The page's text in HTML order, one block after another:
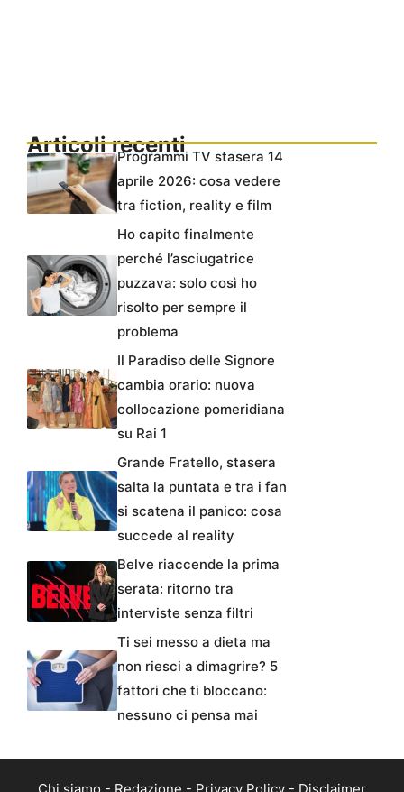
Articoli recentiProgrammi TV stasera 14
aprile 2026: cosa vedere
tra fiction, reality e film
Ho capito finalmente
perché l’asciugatrice
puzzava: solo così ho
risolto per sempre il
problema
Il Paradiso delle Signore
cambia orario: nuova
collocazione pomeridiana
su Rai 1
Grande Fratello, stasera
salta la puntata e tra i fan
si scatena il panico: cosa
succede al reality
Belve riaccende la prima
serata: ritorno tra
interviste senza filtri
Ti sei messo a dieta ma
non riesci a dimagrire? 5
fattori che ti bloccano:
nessuno ci pensa mai